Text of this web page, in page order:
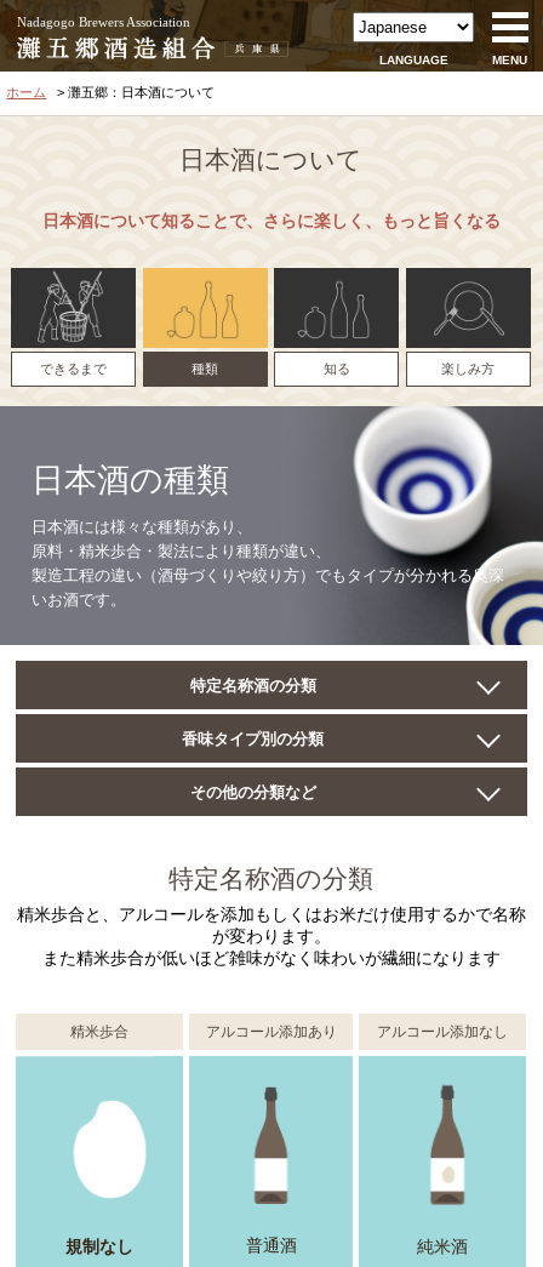
Nadagogo Brewers Association
LANGUAGE MENU
ホーム 灘五郷：日本酒について
日本酒について
日本酒について知ることで、さらに楽しく、もっと旨くなる
できるまで 種類 知る 楽しみ方
日本酒の種類
日本酒には様々な種類があり、
原料・精米歩合・製法により種類が違い、
製造工程の違い（酒母づくりや絞り方）でもタイプが分かれる奥深
いお酒です。
特定名称酒の分類
香味タイプ別の分類
その他の分類など
特定名称酒の分類
精米歩合と、アルコールを添加もしくはお米だけ使用するかで名称
が変わります。
また精米歩合が低いほど雑味がなく味わいが繊細になります
精米歩合 アルコール添加あり アルコール添加なし
規制なし 普通酒 純米酒